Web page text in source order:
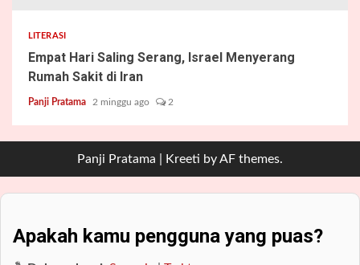
LITERASI
Empat Hari Saling Serang, Israel Menyerang
Rumah Sakit di Iran
Panji Pratama 2 minggu ago 2
Panji Pratama Kreeti by AF themes.
Apakah kamu pengguna yang puas?